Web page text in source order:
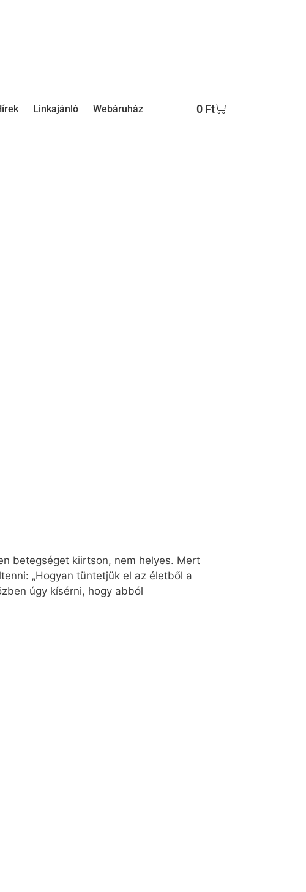
Linkajánló Webáruház 0 Ft
betegséget kiirtson, nem helyes. Mert
„Hogyan tüntetjük el az életből a
úgy kísérni, hogy abból